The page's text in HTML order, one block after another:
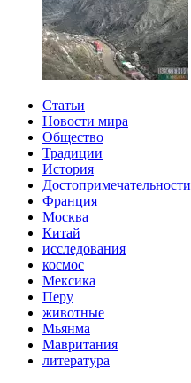
Статьи
Новости мира
Общество
Традиции
История
Достопримечательности
Франция
Москва
Китай
исследования
космос
Мексика
Перу
животные
Мьянма
Мавритания
литература